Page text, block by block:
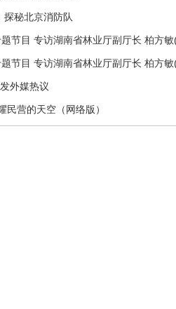
探秘北京消防队
节目 专访湖南省林业厅副厅长 柏方
节目 专访湖南省林业厅副厅长 柏方
外媒热议
民营的天空（网络版）